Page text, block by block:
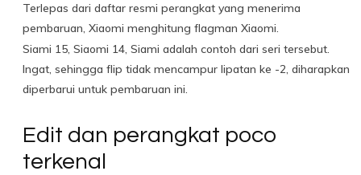
Terlepas dari daftar resmi perangkat yang menerima
pembaruan, Xiaomi menghitung flagman Xiaomi.
Siami 15, Siaomi 14, Siami adalah contoh dari seri tersebut.
Ingat, sehingga flip tidak mencampur lipatan ke -2, diharapkan
diperbarui untuk pembaruan ini.
Edit dan perangkat poco
terkenal